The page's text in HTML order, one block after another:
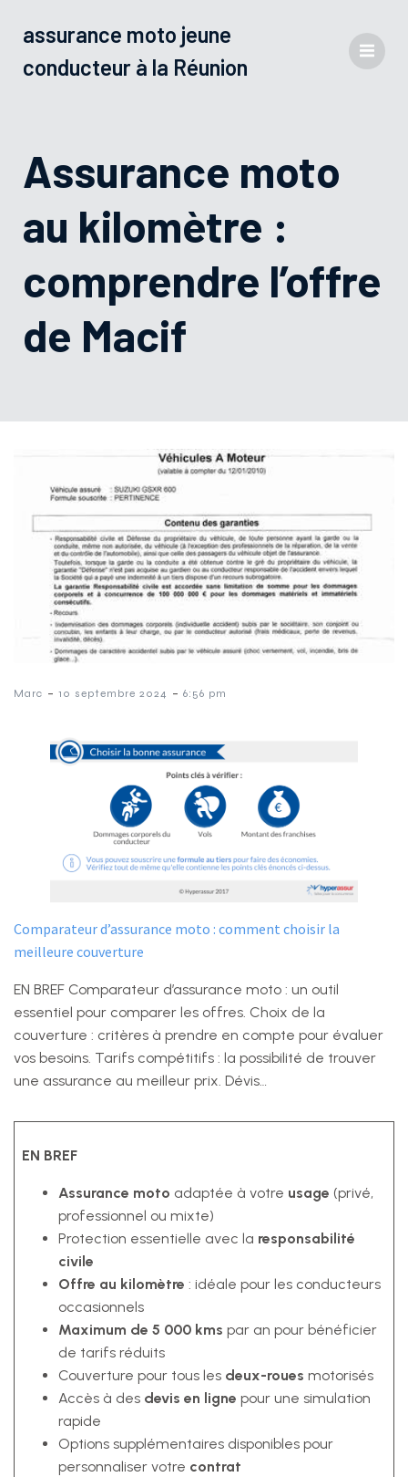
assurance moto jeune
conducteur à la Réunion
Assurance moto
au kilomètre :
comprendre l’offre
de Macif
Marc - 10 septembre 2024 - 6:56 pm
Comparateur d’assurance moto : comment choisir la
meilleure couverture
EN BREF Comparateur d’assurance moto : un outil
essentiel pour comparer les offres. Choix de la
couverture : critères à prendre en compte pour évaluer
vos besoins. Tarifs compétitifs : la possibilité de trouver
une assurance au meilleur prix. Dévis…
EN BREF
Assurance moto adaptée à votre usage (privé,
professionnel ou mixte)
Protection essentielle avec la responsabilité
civile
Offre au kilomètre : idéale pour les conducteurs
occasionnels
Maximum de 5 000 kms par an pour bénéficier
de tarifs réduits
Couverture pour tous les deux-roues motorisés
Accès à des devis en ligne pour une simulation
rapide
Options supplémentaires disponibles pour
personnaliser votre contrat